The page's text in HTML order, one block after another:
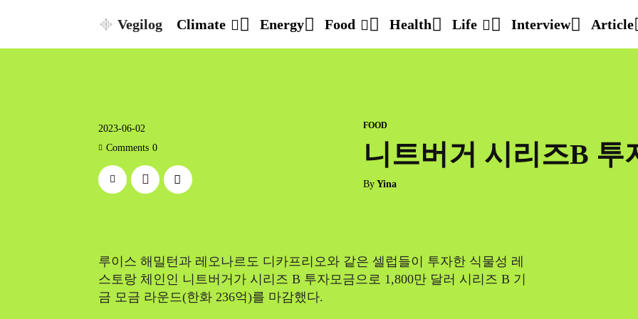
Vegilog Climate Energy Food Health Life Interview Article
2023-06-02
Comments 0
FOOD
니트버거 시리즈B 투
By Yina
루이스 해밀턴과 레오나르도 디카프리오와 같은 셀럽들이 투자한 식물성 레
스토랑 체인인 니트버거가 시리즈 B 투자모금으로 1,800만 달러 시리즈 B 기
금 모금 라운드(한화 236억)를 마감했다.